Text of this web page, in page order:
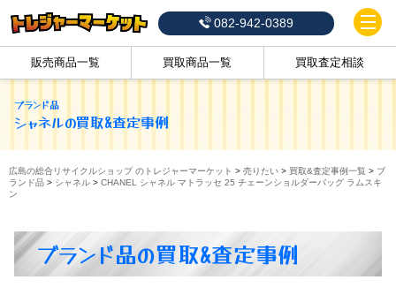
082-942-0389
販売商品一覧 買取商品一覧 買取査定相談
ブランド品
シャネルの買取&査定事例
広島の総合リサイクルショップ のトレジャーマーケット > 売りたい> 買取&査定事例一覧 > ブ
ランド品> シャネル> CHANEL シャネル マトラッセ 25 チェーンショルダーバッグ ラムスキ
ン
ブランド品の買取&査定事例